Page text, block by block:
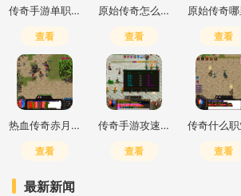
传奇手游单职业打金推荐
查看
原始传奇怎么打高爆最简单
查看 查看
热血传奇赤月峡谷二层去三层怎么走
查看
传奇手游攻速加倍什么意思
查看 查看
最新新闻